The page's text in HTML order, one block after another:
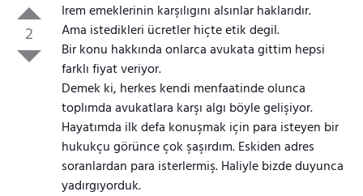
2
Irem emeklerinin karşılıgını alsınlar haklarıdır.
Ama istedikleri ücretler hiçte etik degil.
Bir konu hakkında onlarca avukata gittim hepsi
farklı fiyat veriyor.
Demek ki, herkes kendi menfaatinde olunca
toplımda avukatlara karşı algı böyle gelişiyor.
Hayatımda ilk defa konuşmak için para isteyen bir
hukukçu görünce çok şaşırdım. Eskiden adres
soranlardan para isterlermiş. Haliyle bizde duyunca
yadırgıyorduk.